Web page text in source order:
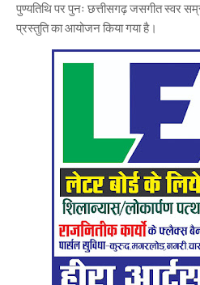
पुण्यतिथि पर पुनः छत्तीसगढ़ जसगीत स्वर
प्रस्तुति का आयोजन किया गया है।